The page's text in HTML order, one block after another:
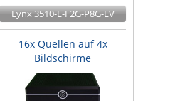
Lynx 3510-E-F2G-P8G-LV
16x Quellen auf 4x
Bildschirme